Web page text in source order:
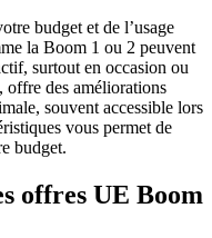
budget et de l’usage
la Boom 1 ou 2 peuvent
surtout en occasion ou
des améliorations
souvent accessible lors
vous permet de
budget.
offres UE Boom